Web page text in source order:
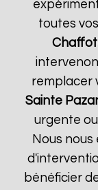
toutes
remplacer
Sainte
urgente
Nous
bénéficier